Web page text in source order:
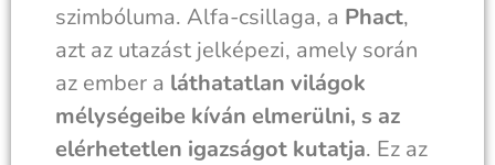
szimbóluma. Alfa-csillaga, a Phact,
azt az utazást jelképezi, amely során
az ember a láthatatlan világok
mélységeibe kíván elmerülni, s az
elérhetetlen igazságot kutatja. Ez az